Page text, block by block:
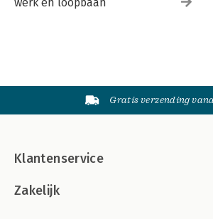
Gratis verzending
Klantenservice
Zakelijk